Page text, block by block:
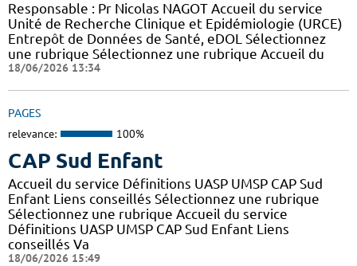
Responsable : Pr Nicolas NAGOT Accueil du service
Unité de Recherche Clinique et Epidémiologie (URCE)
Entrepôt de Données de Santé, eDOL Sélectionnez
une rubrique Sélectionnez une rubrique Accueil du
18/06/2026 13:34
PAGES
relevance: 100%
CAP Sud Enfant
Accueil du service Définitions UASP UMSP CAP Sud
Enfant Liens conseillés Sélectionnez une rubrique
Sélectionnez une rubrique Accueil du service
Définitions UASP UMSP CAP Sud Enfant Liens
conseillés Va
18/06/2026 15:49